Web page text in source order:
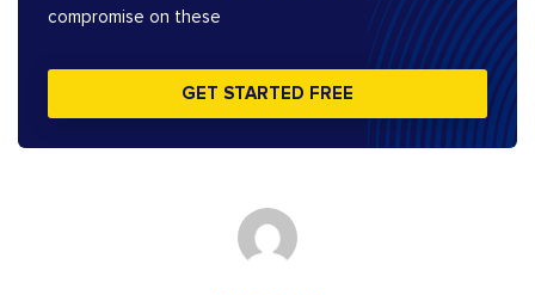
compromise on these
GET STARTED FREE